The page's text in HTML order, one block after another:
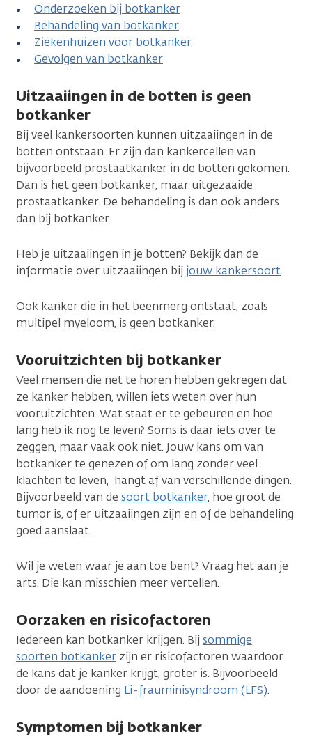
Onderzoeken bij botkanker
Behandeling van botkanker
Ziekenhuizen voor botkanker
Gevolgen van botkanker
Uitzaaiingen in de botten is geen
botkanker
Bij veel kankersoorten kunnen uitzaaiingen in de
botten ontstaan. Er zijn dan kankercellen van
bijvoorbeeld prostaatkanker in de botten gekomen.
Dan is het geen botkanker, maar uitgezaaide
prostaatkanker. De behandeling is dan ook anders
dan bij botkanker.
Heb je uitzaaiingen in je botten? Bekijk dan de
informatie over uitzaaiingen bij jouw kankersoort.
Ook kanker die in het beenmerg ontstaat, zoals
multipel myeloom, is geen botkanker.
Vooruitzichten bij botkanker
Veel mensen die net te horen hebben gekregen dat
ze kanker hebben, willen iets weten over hun
vooruitzichten. Wat staat er te gebeuren en hoe
lang heb ik nog te leven? Soms is daar iets over te
zeggen, maar vaak ook niet. Jouw kans om van
botkanker te genezen of om lang zonder veel
klachten te leven, hangt af van verschillende dingen.
Bijvoorbeeld van de soort botkanker, hoe groot de
tumor is, of er uitzaaiingen zijn en of de behandeling
goed aanslaat.
Wil je weten waar je aan toe bent? Vraag het aan je
arts. Die kan misschien meer vertellen.
Oorzaken en risicofactoren
Iedereen kan botkanker krijgen. Bijsommige
soorten botkanker zijn er risicofactoren waardoor
de kans dat je kanker krijgt, groter is. Bijvoorbeeld
door de aandoening Li-frauminisyndroom (LFS).
Symptomen bij botkanker